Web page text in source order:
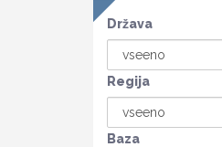
Država
Regija
Baza